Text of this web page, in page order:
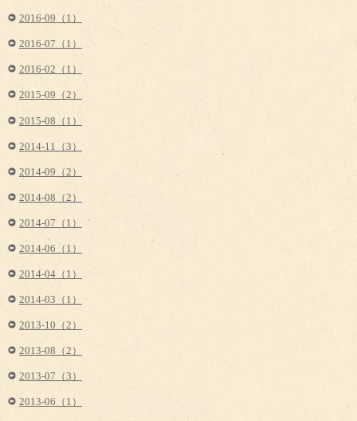
2016-09（1）
2016-07（1）
2016-02（1）
2015-09（2）
2015-08（1）
2014-11（3）
2014-09（2）
2014-08（2）
2014-07（1）
2014-06（1）
2014-04（1）
2014-03（1）
2013-10（2）
2013-08（2）
2013-07（3）
2013-06（1）